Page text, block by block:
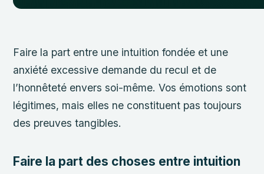
Faire la part entre une intuition fondée et une
anxiété excessive demande du recul et de
l’honnêteté envers soi-même. Vos émotions sont
légitimes, mais elles ne constituent pas toujours
des preuves tangibles.
Faire la part des choses entre intuition